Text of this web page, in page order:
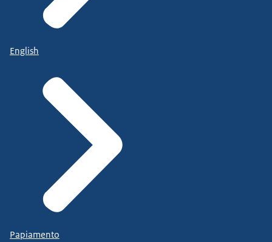
English
Papiamento